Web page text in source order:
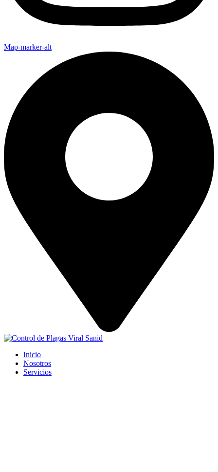
Map-marker-alt
Inicio
Nosotros
Servicios